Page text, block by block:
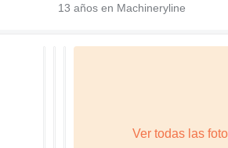
13 años en Machineryline